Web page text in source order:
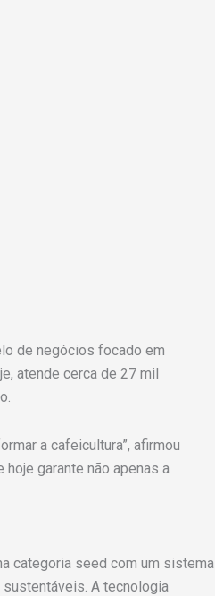
de negócios focado em
atende cerca de 27 mil
a cafeicultura”, afirmou
hoje garante não apenas a
categoria seed com um sistema
A tecnologia